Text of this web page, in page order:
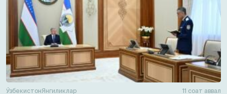
ЎзбекистонЯнгиликлар 11 соат аввал